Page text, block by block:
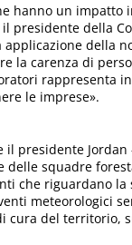
hanno un
presidente della
della
la carenza di
rappresenta
le imprese».
presidente
delle squadre
che riguardano
meteorologici
cura del territorio,